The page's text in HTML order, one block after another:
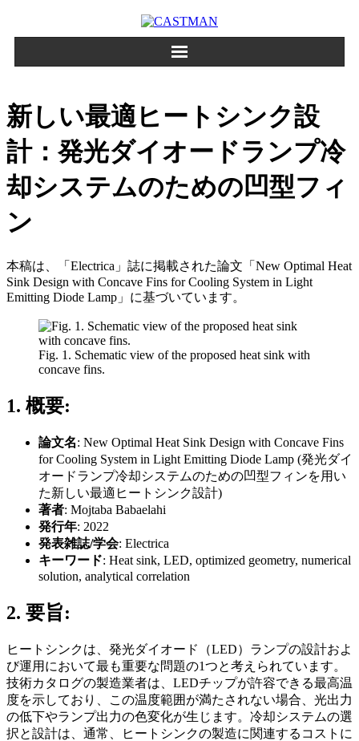
content
新しい最適ヒートシンク設
計：発光ダイオードランプ冷
却システムのための凹型フィ
ン
本稿は、「Electrica」誌に掲載された論文「New Optimal Heat
Sink Design with Concave Fins for Cooling System in Light
Emitting Diode Lamp」に基づいています。
Fig. 1. Schematic view of the proposed heat sink with
concave fins.
1. 概要:
論文名: New Optimal Heat Sink Design with Concave Fins
for Cooling System in Light Emitting Diode Lamp (発光ダイ
オードランプ冷却システムのための凹型フィンを用い
た新しい最適ヒートシンク設計)
著者: Mojtaba Babaelahi
発行年: 2022
発表雑誌/学会: Electrica
キーワード: Heat sink, LED, optimized geometry, numerical
solution, analytical correlation
2. 要旨:
ヒートシンクは、発光ダイオード（LED）ランプの設計およ
び運用において最も重要な問題の1つと考えられています。
技術カタログの製造業者は、LEDチップが許容できる最高温
度を示しており、この温度範囲が満たされない場合、光出力
の低下やランプ出力の色変化が生じます。冷却システムの選
択と設計は、通常、ヒートシンクの製造に関連するコストに